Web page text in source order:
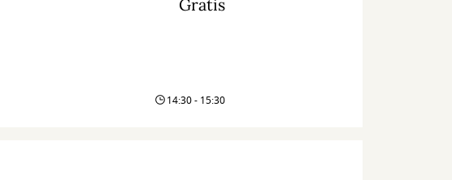
Gratis
14:30 - 15:30